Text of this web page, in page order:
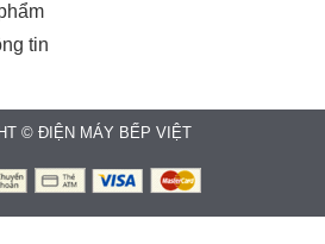
tin
© ĐIỆN MÁY BẾP VIỆT